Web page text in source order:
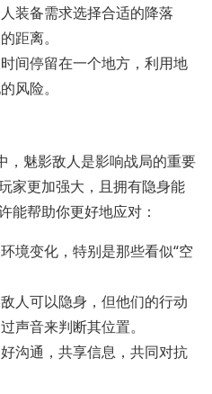
人装备需求选择合适的降落
距离。
时间停留在一个地方，利用地
风险。
，魅影敌人是影响战局的重要
家更加强大，且拥有隐身能
能帮助你更好地应对：
境变化，特别是那些看似“空
敌人可以隐身，但他们的行动
声音来判断其位置。
沟通，共享信息，共同对抗